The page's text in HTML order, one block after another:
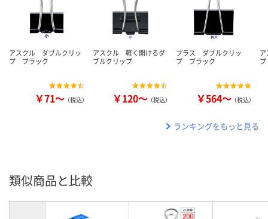
アスクル ダブルクリッ
プ ブラック
￥71～ （税込）
アスクル 軽く開けるダ
ブルクリップ
￥120～ （税込）
プラス ダブルクリッ
プ ブラック
￥564～ （税込）
ランキングをもっと見る
類似商品と比較